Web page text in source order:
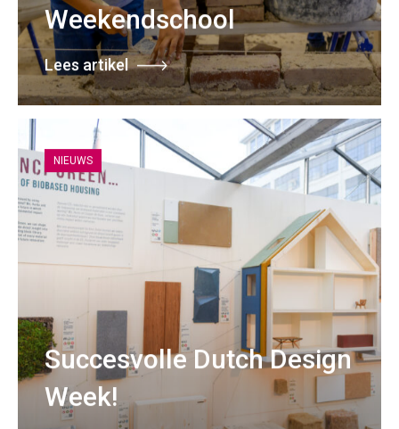
Weekendschool
Lees artikel
NIEUWS
Succesvolle Dutch Design
Week!